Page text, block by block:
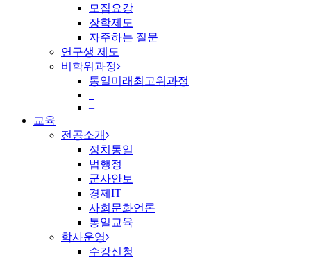
모집요강
장학제도
자주하는 질문
연구생 제도
비학위과정
통일미래최고위과정
–
–
교육
전공소개
정치통일
법행정
군사안보
경제IT
사회문화언론
통일교육
학사운영
수강신청